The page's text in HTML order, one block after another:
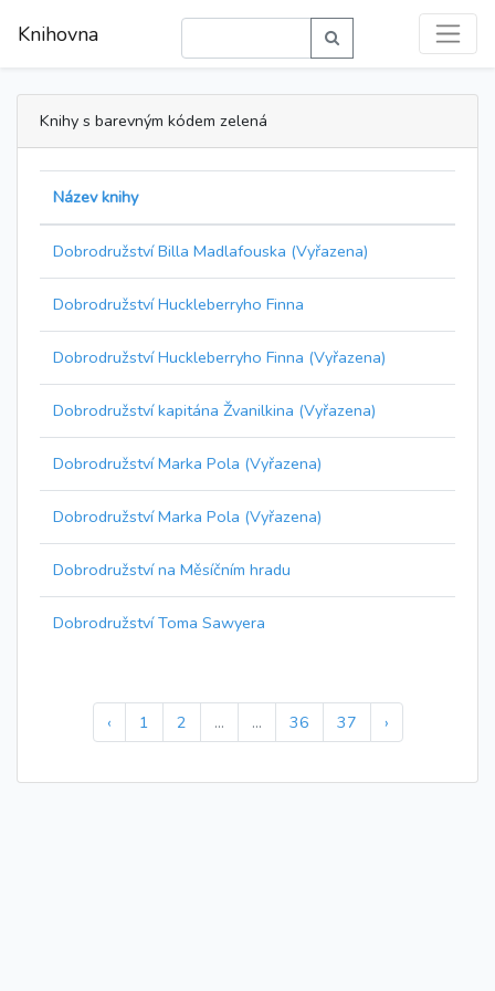
Knihovna
Knihy s barevným kódem zelená
Název knihy
Dobrodružství Billa Madlafouska (Vyřazena)
Dobrodružství Huckleberryho Finna
Dobrodružství Huckleberryho Finna (Vyřazena)
Dobrodružství kapitána Žvanilkina (Vyřazena)
Dobrodružství Marka Pola (Vyřazena)
Dobrodružství Marka Pola (Vyřazena)
Dobrodružství na Měsíčním hradu
Dobrodružství Toma Sawyera
‹ 1 2 ... ... 36 37 ›